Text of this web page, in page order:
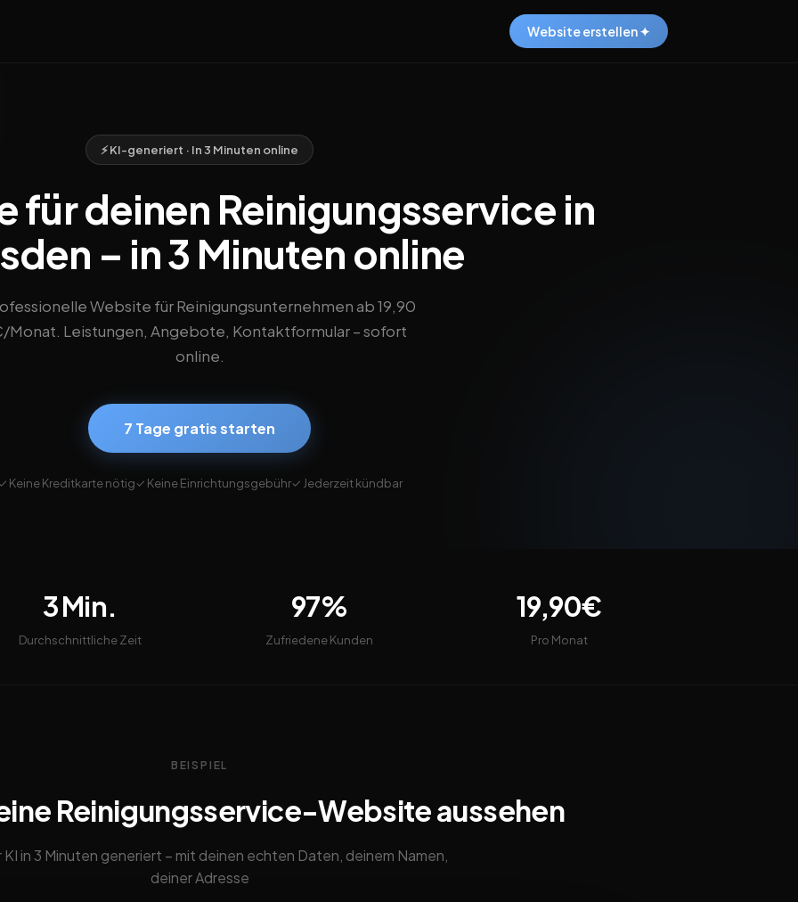
Website erstellen ✦
⚡ KI-generiert · In 3 Minuten online
für deinen Reinigungsservice in
– in 3 Minuten online
Website für Reinigungsunternehmen ab 19,90
Monat. Leistungen, Angebote, Kontaktformular – sofort
online.
7 Tage gratis starten
Keine Kreditkarte nötig✓ Keine Einrichtungsgebühr✓ Jederzeit kündbar
3 Min.
Durchschnittliche Zeit
97%
Zufriedene Kunden
19,90€
Pro Monat
BEISPIEL
Reinigungsservice-Website aussehen
KI in 3 Minuten generiert – mit deinen echten Daten, deinem Namen,
deiner Adresse